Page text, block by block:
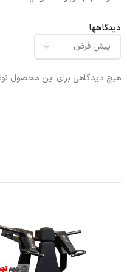
دیدگاهها
هیچ دیدگاهی برای این محصول